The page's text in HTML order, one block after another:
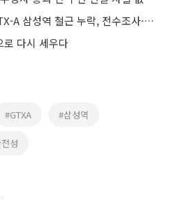
김윤덕 국토부 장관 “GTX-A 삼성역 철근 누락, 전수조사·감사 착수”
로 다시 세우다
#GTXA #삼성역
성